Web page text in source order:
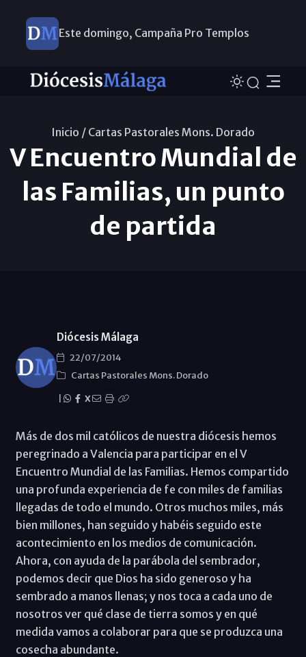
Este domingo, Campaña Pro Templos
Inicio / Cartas Pastorales Mons. Dorado
V Encuentro Mundial de
las Familias, un punto
de partida
Diócesis Málaga
22/07/2014
Cartas Pastorales Mons. Dorado
X
Más de dos mil católicos de nuestra diócesis hemos
peregrinado a Valencia para participar en el V
Encuentro Mundial de las Familias. Hemos compartido
una profunda experiencia de fe con miles de familias
llegadas de todo el mundo. Otros muchos miles, más
bien millones, han seguido y habéis seguido este
acontecimiento en los medios de comunicación.
Ahora, con ayuda de la parábola del sembrador,
podemos decir que Dios ha sido generoso y ha
sembrado a manos llenas; y nos toca a cada uno de
nosotros ver qué clase de tierra somos y en qué
medida vamos a colaborar para que se produzca una
cosecha abundante.